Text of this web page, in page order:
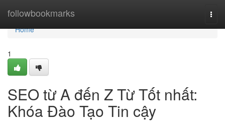
followbookmarks
Home
Home
1
SEO từ A đến Z Từ Tốt nhất:
Khóa Đào Tạo Tin cậy